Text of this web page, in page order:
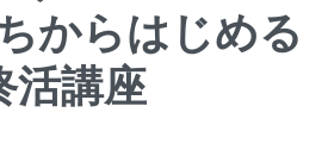
からはじめる
活講座